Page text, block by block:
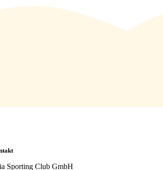
Sporting Club GmbH